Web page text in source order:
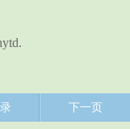
下一页